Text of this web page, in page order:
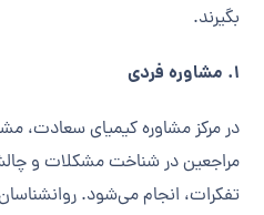
بگیرند.
1. مشاوره فردی
در مرکز مشاوره کیمیای سعادت،
مراجعین در شناخت مشکلات و
تفکرات، انجام می‌شود. روانشناسان